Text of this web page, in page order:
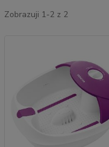
Zobrazuji 1-2 z 2